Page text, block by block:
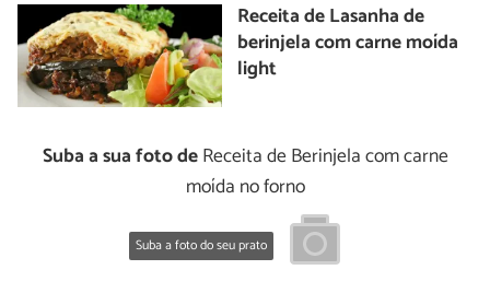
Receita de Lasanha de
berinjela com carne moída
light
Suba a sua foto deReceita de Berinjela com carne
moída no forno
Suba a foto do seu prato